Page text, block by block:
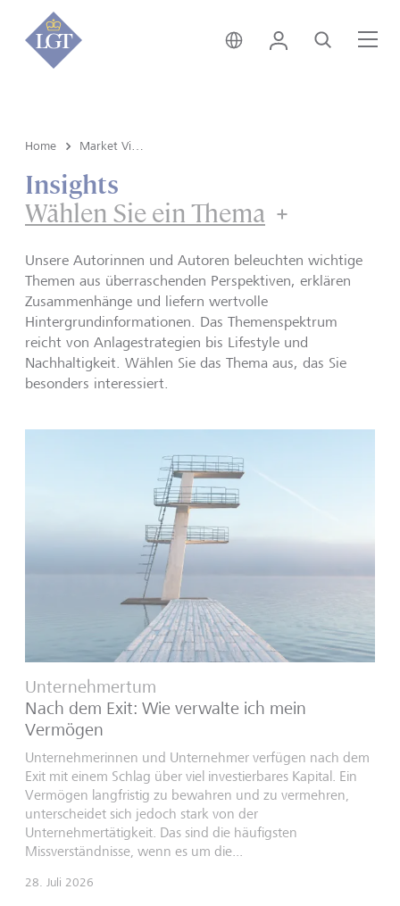
Global • Deutsch
Login Suche
Home
Insights
Wählen Sie ein Thema
Unsere Autorinnen und Autoren beleuchten wichtige
Themen aus überraschenden Perspektiven, erklären
Zusammenhänge und liefern wertvolle
Hintergrundinformationen. Das Themenspektrum
reicht von Anlagestrategien bis Lifestyle und
Nachhaltigkeit. Wählen Sie das Thema aus, das Sie
besonders interessiert.
Unternehmertum
Nach dem Exit: Wie verwalte ich mein
Vermögen
Unternehmerinnen und Unternehmer verfügen nach dem
Exit mit einem Schlag über viel investierbares Kapital. Ein
Vermögen langfristig zu bewahren und zu vermehren,
unterscheidet sich jedoch stark von der
Unternehmertätigkeit. Das sind die häufigsten
Missverständnisse, wenn es um die...
28. Juli 2026